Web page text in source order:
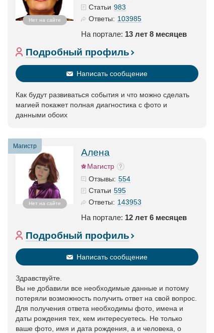
Нет на сайте
Статьи 983
Ответы: 103985
На портале: 13 лет 8 месяцев
Подробный профиль
Написать сообщение
Как будут развиваться события и что можно сделать
магией покажет полная диагностика с фото и
данными обоих
Магистр
Нет на сайте
Алена
Магистр
Отзывы: 554
Статьи 595
Ответы: 143953
На портале: 12 лет 6 месяцев
Подробный профиль
Написать сообщение
Здравствуйте.
Вы не добавили все необходимые данные и потому
потеряли возможность получить ответ на свой вопрос.
Для получения ответа необходимы фото, имена и
даты рождения тех, кем интересуетесь. Не только
ваше фото, имя и дата рождения, а и человека, о